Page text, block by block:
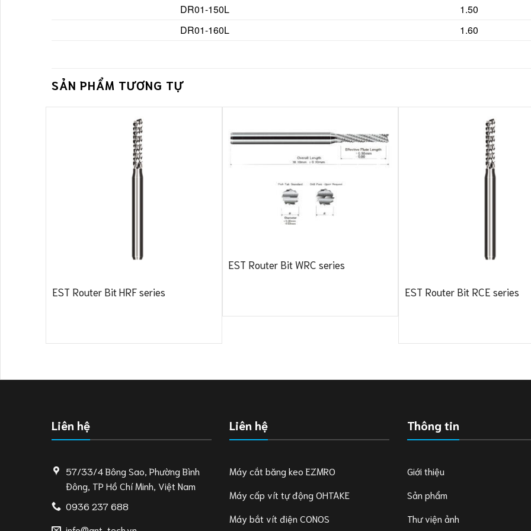
DR01-150L
1.50
DR01-160L
1.60
SẢN PHẨM TƯƠNG TỰ
EST Router Bit HRF series
EST Router Bit WRC series
EST Router Bit RCE series
Liên hệ
57/33/4 Bông Sao, Phường Bình
Đông, TP Hồ Chí Minh, Việt Nam
0936 237 688
Liên hệ
Máy cắt băng keo EZMRO
Máy cấp vít tự động OHTAKE
Máy bắt vít điện CONOS
Thông tin
Giới thiệu
Sản phẩm
Thư viện ảnh